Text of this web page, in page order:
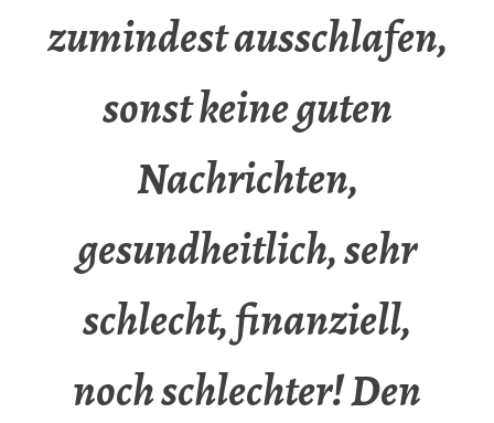
zumindest ausschlafen,
sonst keine guten
Nachrichten,
gesundheitlich, sehr
schlecht, finanziell,
noch schlechter! Den